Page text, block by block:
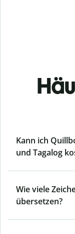
Kann ich
und Tagalog
Wie viele
übersetzen?